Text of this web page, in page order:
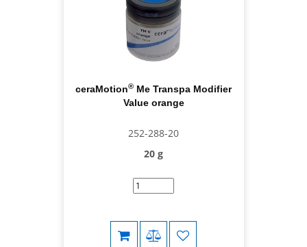
ceraMotion® Me Transpa Modifier
Value orange
252-288-20
20 g